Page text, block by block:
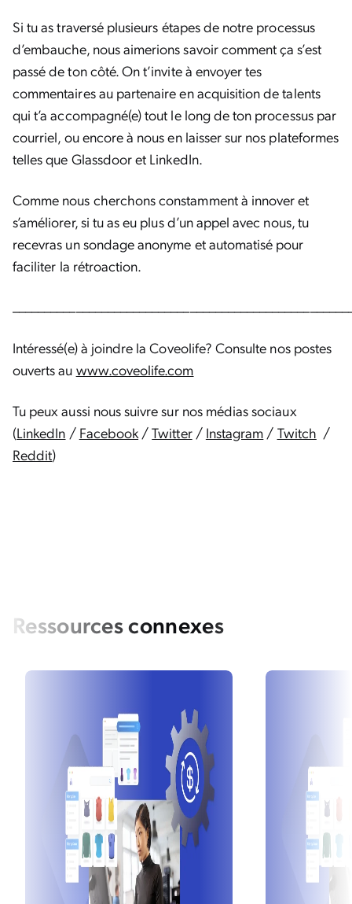
Si tu as traversé plusieurs étapes de notre processus
d’embauche, nous aimerions savoir comment ça s’est
passé de ton côté. On t’invite à envoyer tes
commentaires au partenaire en acquisition de talents
qui t’a accompagné(e) tout le long de ton processus par
courriel, ou encore à nous en laisser sur nos plateformes
telles que Glassdoor et LinkedIn.
Comme nous cherchons constamment à innover et
s’améliorer, si tu as eu plus d’un appel avec nous, tu
recevras un sondage anonyme et automatisé pour
faciliter la rétroaction.
Intéressé(e) à joindre la Coveolife? Consulte nos postes
ouverts au www.coveolife.com
Tu peux aussi nous suivre sur nos médias sociaux
(LinkedIn / Facebook /Twitter/ Instagram / Twitch /
Reddit)
Ressources connexes